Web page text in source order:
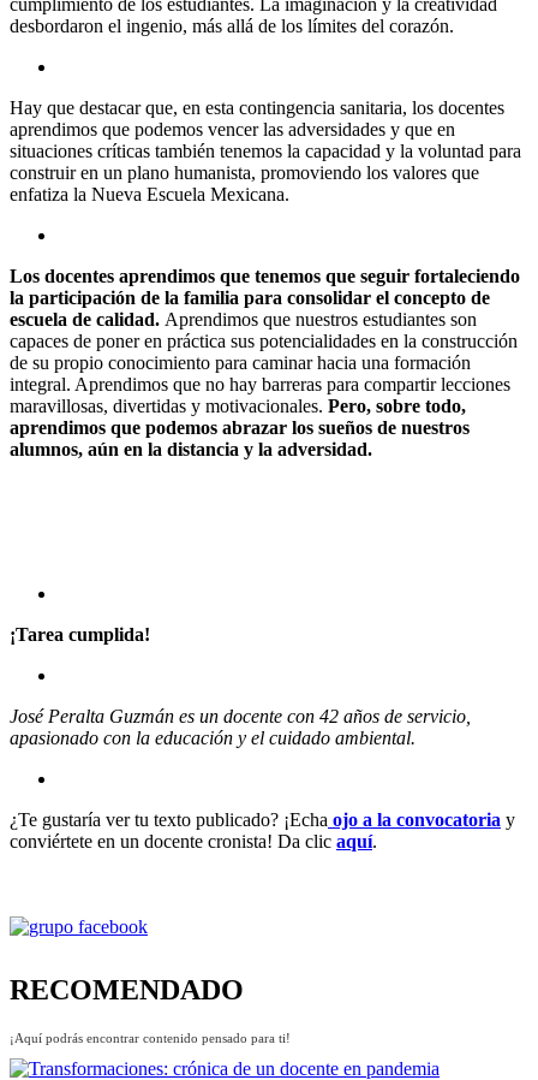
desbordaron el ingenio, más allá de los límites del corazón.
Hay que destacar que, en esta contingencia sanitaria, los docentes
aprendimos que podemos vencer las adversidades y que en
situaciones críticas también tenemos la capacidad y la voluntad para
construir en un plano humanista, promoviendo los valores que
enfatiza la Nueva Escuela Mexicana.
Los docentes aprendimos que tenemos que seguir fortaleciendo
la participación de la familia para consolidar el concepto de
escuela de calidad. Aprendimos que nuestros estudiantes son
capaces de poner en práctica sus potencialidades en la construcción
de su propio conocimiento para caminar hacia una formación
integral. Aprendimos que no hay barreras para compartir lecciones
maravillosas, divertidas y motivacionales. Pero, sobre todo,
aprendimos que podemos abrazar los sueños de nuestros
alumnos, aún en la distancia y la adversidad.
¡Tarea cumplida!
José Peralta Guzmán es un docente con 42 años de servicio,
apasionado con la educación y el cuidado ambiental.
¿Te gustaría ver tu texto publicado? ¡Echa ojo a la convocatoria y
conviértete en un docente cronista! Da clic aquí.
RECOMENDADO
¡Aquí podrás encontrar contenido pensado para ti!